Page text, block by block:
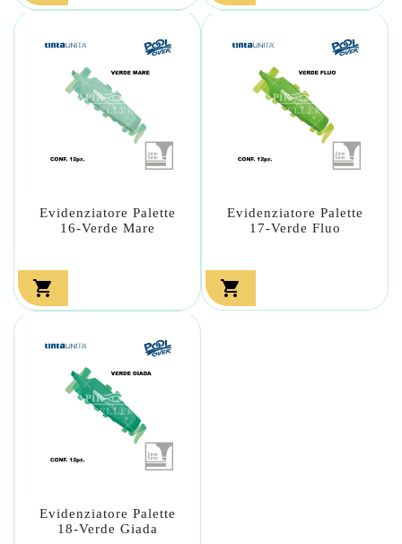
Evidenziatore Palette
16-Verde Mare

Evidenziatore Palette
17-Verde Fluo

Evidenziatore Palette
18-Verde Giada